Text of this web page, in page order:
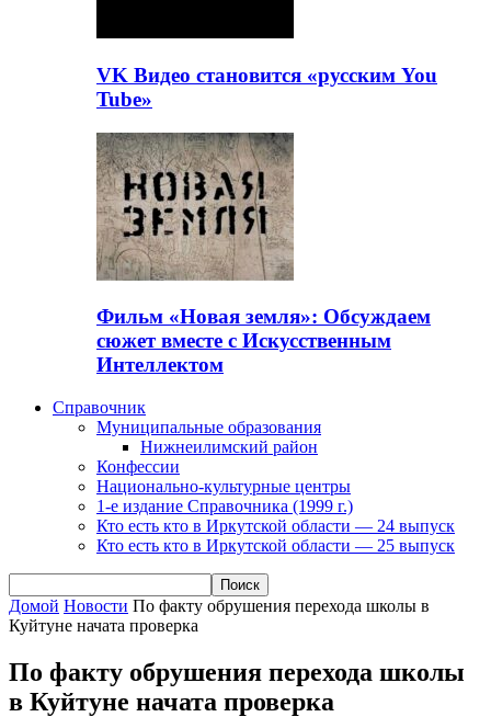
VK Видео становится «русским You
Tube»
Фильм «Новая земля»: Обсуждаем
сюжет вместе с Искусственным
Интеллектом
Справочник
Муниципальные образования
Нижнеилимский район
Конфессии
Национально-культурные центры
1-е издание Справочника (1999 г.)
Кто есть кто в Иркутской области — 24 выпуск
Кто есть кто в Иркутской области — 25 выпуск
Домой Новости По факту обрушения перехода школы в
Куйтуне начата проверка
По факту обрушения перехода школы
в Куйтуне начата проверка